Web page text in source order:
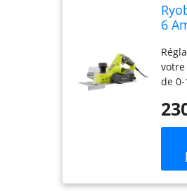
6
w/
and
de
cm.
de